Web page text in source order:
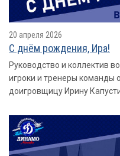
20 апреля 2026
С днём рождения, Ира!
Руководство и коллектив
игроки и тренеры команды
доигровщицу Ирину